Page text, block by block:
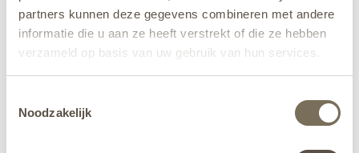
partners kunnen deze gegevens combineren met andere
informatie die u aan ze heeft verstrekt of die ze hebben
verzameld op basis van uw gebruik van hun services.
jehier.
Noodzakelijk